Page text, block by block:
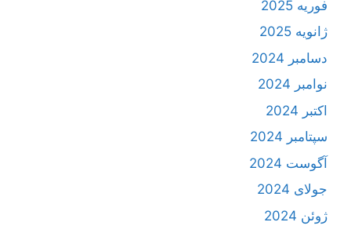
فوریه 2025
ژانویه 2025
دسامبر 2024
نوامبر 2024
اکتبر 2024
سپتامبر 2024
آگوست 2024
جولای 2024
ژوئن 2024